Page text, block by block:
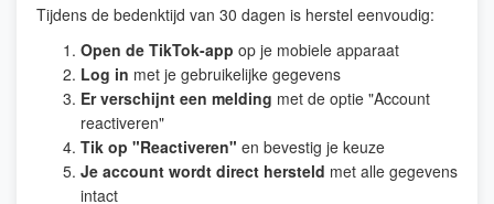
Tijdens de bedenktijd van 30 dagen is herstel eenvoudig:
Open de TikTok-app op je mobiele apparaat
Log in met je gebruikelijke gegevens
Er verschijnt een melding met de optie "Account
reactiveren"
Tik op "Reactiveren" en bevestig je keuze
Je account wordt direct hersteld met alle gegevens
intact